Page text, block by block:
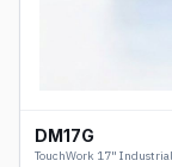
DM17G
TouchWork 17"